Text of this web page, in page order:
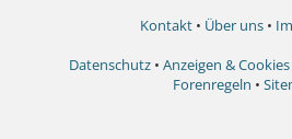
Kontakt • Über uns •
Datenschutz • Anzeigen & Cookies
Forenregeln •